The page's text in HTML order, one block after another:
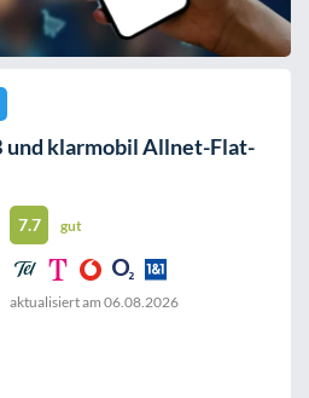
und klarmobil Allnet-Flat-
7.7 gut
aktualisiert am 06.08.2026